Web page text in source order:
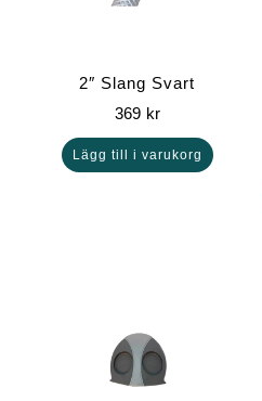
2″ Slang Svart
369 kr
Lägg till i varukorg